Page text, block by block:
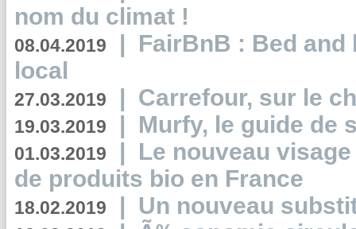
nom du climat !
08.04.2019 | FairBnB : Bed
local
27.03.2019 | Carrefour, sur le
19.03.2019 | Murfy, le guide de
01.03.2019 | Le nouveau
de produits bio en France
18.02.2019 | Un nouveau